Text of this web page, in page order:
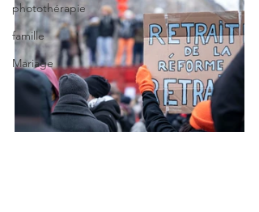
photothérapie
famille
Mariage